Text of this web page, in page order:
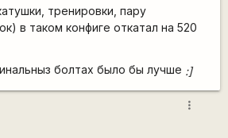
тренировки, пару
в таком конфиге откатал на 520
болтах было бы лучше :]
more_vert